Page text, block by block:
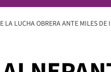
LUCHA OBRERA ANTE MILES